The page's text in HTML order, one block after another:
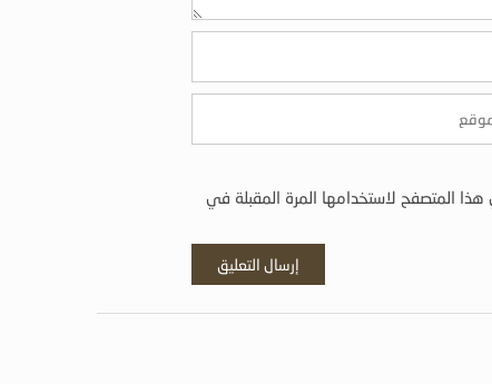
المتصفح لاستخدامها المرة المقبلة في